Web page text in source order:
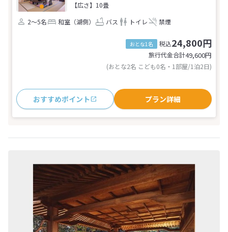
【広さ】10畳
2～5名
和室（湖側） バス トイレ 禁煙
おとな1名 税込24,800円
旅行代金合計49,600円
(おとな2名 こども0名・1部屋/1泊2日)
おすすめポイント プラン詳細